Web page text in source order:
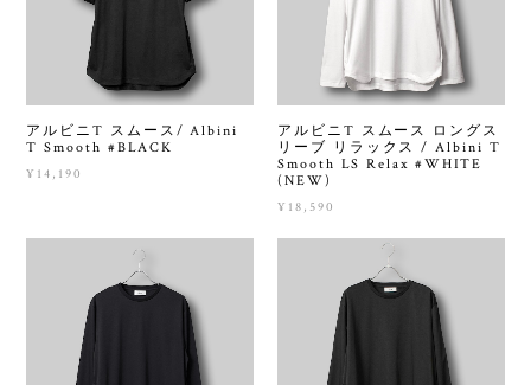
アルビニT スムース/ Albini
T Smooth #BLACK
¥14,190
アルビニT スムース ロングス
リーブ リラックス / Albini T
Smooth LS Relax #WHITE
(NEW)
¥18,590